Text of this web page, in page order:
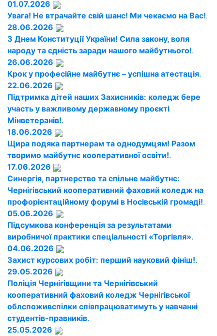
01.07.2026
Увага! Не втрачайте свій шанс! Ми чекаємо на Вас!.
28.06.2026
З Днем Конституції України! Сила закону, воля
народу та єдність заради нашого майбутнього!.
26.06.2026
Крок у професійне майбутнє – успішна атестація.
22.06.2026
Підтримка дітей наших Захисників: коледж бере
участь у важливому державному проєкті
Мінветеранів!.
18.06.2026
Щира подяка партнерам та однодумцям! Разом
творимо майбутнє кооперативної освіти!.
17.06.2026
Синергія, партнерство та спільне майбутнє:
Чернігівський кооперативний фаховий коледж на
профорієнтаційному форумі в Носівській громаді!.
05.06.2026
Підсумкова конференція за результатами
виробничої практики спеціальності «Торгівля».
04.06.2026
Захист курсових робіт: перший науковий фініш!.
29.05.2026
Поліція Чернігівщини та Чернігівський
кооперативний фаховий коледж Чернігівської
облспоживспілки співпрацюватимуть у навчанні
студентів-правників.
25.05.2026